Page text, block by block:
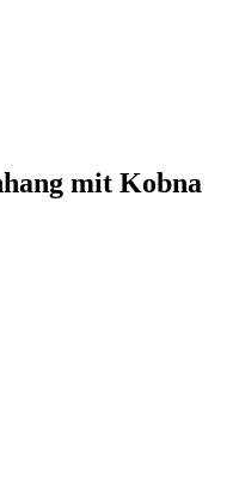
mit Kobna